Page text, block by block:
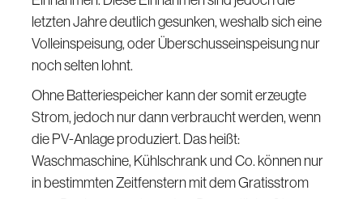
letzten Jahre deutlich gesunken, weshalb sich eine
Volleinspeisung, oder Überschusseinspeisung nur
noch selten lohnt.
Ohne Batteriespeicher kann der somit erzeugte
Strom, jedoch nur dann verbraucht werden, wenn
die PV-Anlage produziert. Das heißt:
Waschmaschine, Kühlschrank und Co. können nur
in bestimmten Zeitfenstern mit dem Gratisstrom